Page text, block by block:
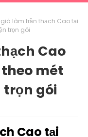
làm trần thạch Cao tại
trọn gói
Cao
theo mét
gói
Cao tại